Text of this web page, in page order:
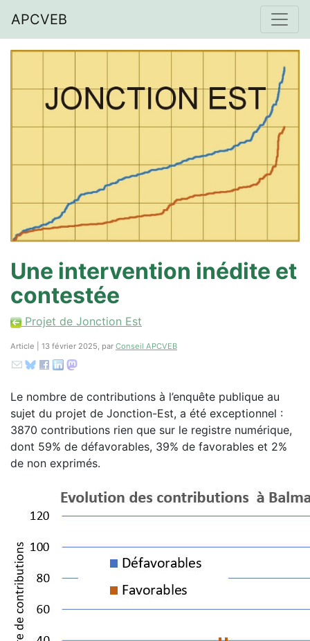
APCVEB
Une intervention inédite et
contestée
Projet de Jonction Est
Article | 13 février 2025, par Conseil APCVEB
Le nombre de contributions à l’enquête publique au
sujet du projet de Jonction-Est, a été exceptionnel :
3870 contributions rien que sur le registre numérique,
dont 59% de défavorables, 39% de favorables et 2%
de non exprimés.